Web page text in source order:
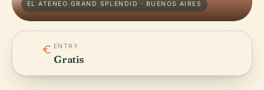
EL ATENEO GRAND SPLENDID · BUENOS AIRES
ENTRY
Gratis